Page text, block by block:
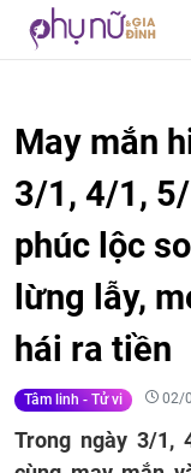
May mắn
3/1, 4/1,
phúc lộc
lừng lẫy,
hái ra tiền
Tâm linh - Tử vi 02/
Trong ngày 3/1,